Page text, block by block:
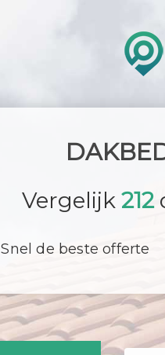
Vergelijk 212
Snel de beste offerte